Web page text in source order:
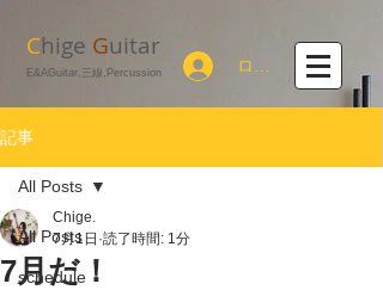
ログイン
Chige Guitar
E&AGuitar,三線,Percussion
記事
All Posts
schedule
All Posts
7月だ！
Chige.
7月1日 読了時間: 1分